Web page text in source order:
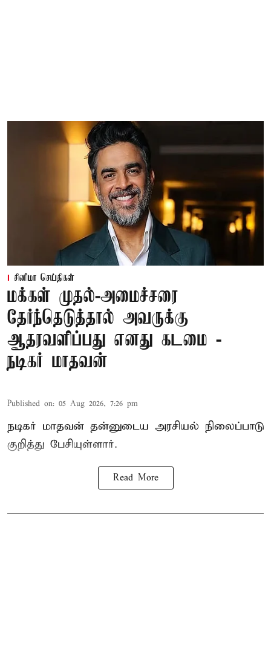
சினிமா செய்திகள்
மக்கள் முதல்-அமைச்சரை
தேர்ந்தெடுத்தால் அவருக்கு
ஆதரவளிப்பது எனது கடமை -
நடிகர் மாதவன்
Published on: 05 Aug 2026, 7:26 pm
நடிகர் மாதவன் தன்னுடைய அரசியல் நிலைப்பாடு
குறித்து பேசியுள்ளார்.
Read More